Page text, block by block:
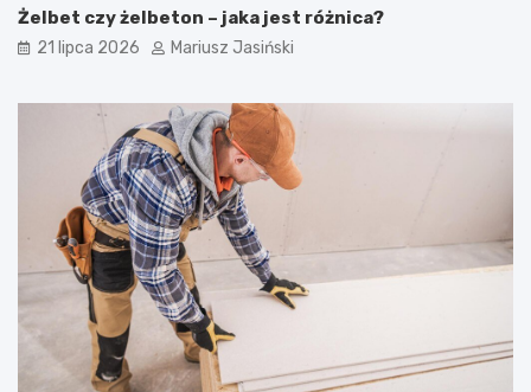
Żelbet czy żelbeton – jaka jest różnica?
21 lipca 2026 Mariusz Jasiński